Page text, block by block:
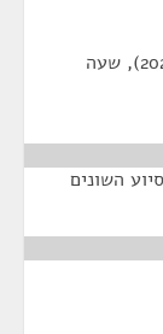
יום שני, כ"ב בחשון התשפ"א (09 בנובמבר 2020), שעה
השונים